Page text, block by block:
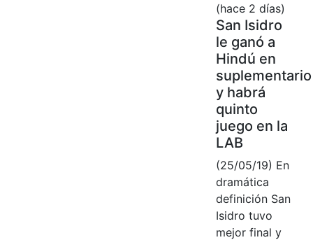
(hace 2 días)
San Isidro
le ganó a
Hindú en
suplementario
y habrá
quinto
juego en la
LAB
(25/05/19) En
dramática
definición San
Isidro tuvo
mejor final y